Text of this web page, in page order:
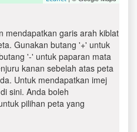
mendapatkan garis arah kiblat
Gunakan butang '+' untuk
'-' untuk paparan mata
kanan sebelah atas peta
Untuk mendapatkan imej
sini. Anda boleh
pilihan peta yang